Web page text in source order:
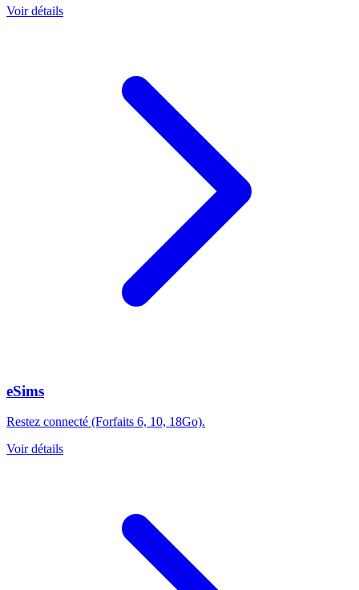
Voir détails
eSims
Restez connecté (Forfaits 6, 10, 18Go).
Voir détails